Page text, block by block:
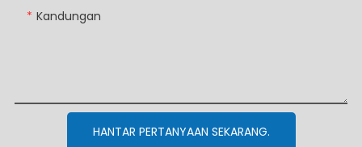
Kandungan
HANTAR PERTANYAAN SEKARANG.